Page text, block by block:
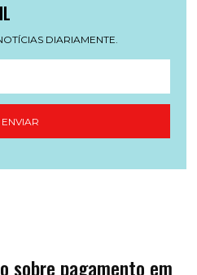
DIARIAMENTE.
ENVIAR